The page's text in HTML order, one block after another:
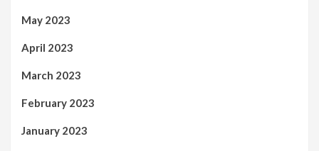
May 2023
April 2023
March 2023
February 2023
January 2023